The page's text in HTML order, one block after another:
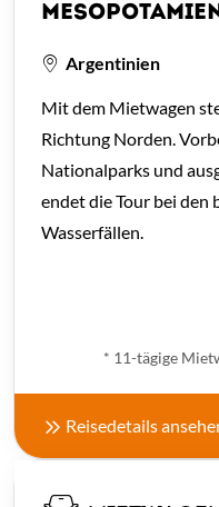
Argentinien
Mit dem Mietwagen
Richtung Norden.
Nationalparks und
endet die Tour bei den
Wasserfällen.
* 11-tägige
Reisedetails